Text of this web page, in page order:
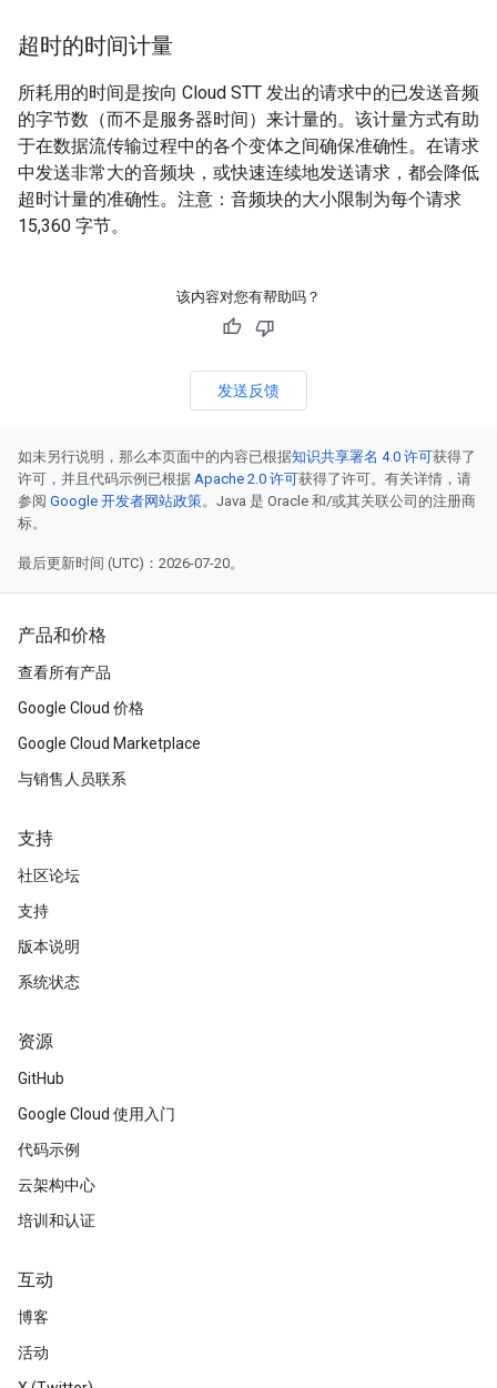
超时的时间计量
所耗用的时间是按向 Cloud STT 发出的请求中的已发送音频
的字节数（而不是服务器时间）来计量的。该计量方式有助
于在数据流传输过程中的各个变体之间确保准确性。在请求
中发送非常大的音频块，或快速连续地发送请求，都会降低
超时计量的准确性。注意：音频块的大小限制为每个请求
15,360 字节。
该内容对您有帮助吗？
发送反馈
如未另行说明，那么本页面中的内容已根据知识共享署名 4.0 许可获得了
许可，并且代码示例已根据 Apache 2.0 许可获得了许可。有关详情，请
参阅 Google 开发者网站政策。Java 是 Oracle 和/或其关联公司的注册商
标。
最后更新时间 (UTC)：2026-07-20。
产品和价格
查看所有产品
Google Cloud 价格
Google Cloud Marketplace
与销售人员联系
支持
社区论坛
支持
版本说明
系统状态
资源
GitHub
Google Cloud 使用入门
代码示例
云架构中心
培训和认证
互动
博客
活动